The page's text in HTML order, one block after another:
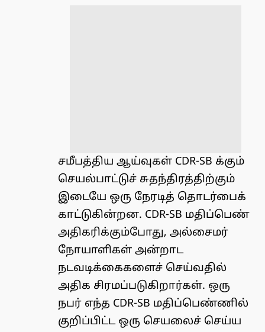
சமீபத்திய ஆய்வுகள் CDR-SB க்கும்
செயல்பாட்டுச் சுதந்திரத்திற்கும்
இடையே ஒரு நேரடித் தொடர்பைக்
காட்டுகின்றன. CDR-SB மதிப்பெண்
அதிகரிக்கும்போது, அல்சைமர்
நோயாளிகள் அன்றாட
நடவடிக்கைகளைச் செய்வதில்
அதிக சிரமப்படுகிறார்கள். ஒரு
நபர் எந்த CDR-SB மதிப்பெண்ணில்
குறிப்பிட்ட ஒரு செயலைச் செய்ய